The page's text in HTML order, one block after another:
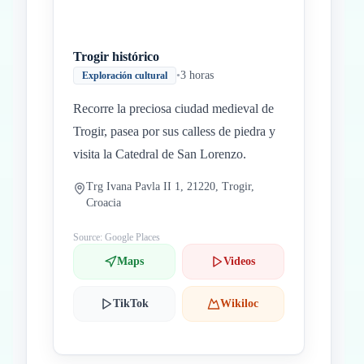
Trogir histórico
Exploración cultural •3 horas
Recorre la preciosa ciudad medieval de
Trogir, pasea por sus calless de piedra y
visita la Catedral de San Lorenzo.
Trg Ivana Pavla II 1, 21220, Trogir,
Croacia
Source: Google Places
Maps Videos
TikTok Wikiloc